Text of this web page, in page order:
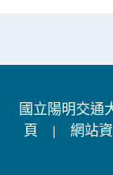
國立陽明交通
頁 | 網站